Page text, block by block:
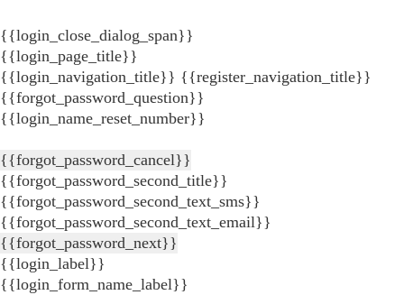
{{login_close_dialog_span}}
{{login_page_title}}
{{login_navigation_title}} {{register_navigation_title}}
{{forgot_password_question}}
{{login_name_reset_number}}
{{forgot_password_cancel}}
{{forgot_password_second_title}}
{{forgot_password_second_text_sms}}
{{forgot_password_second_text_email}}
{{forgot_password_next}}
{{login_label}}
{{login_form_name_label}}